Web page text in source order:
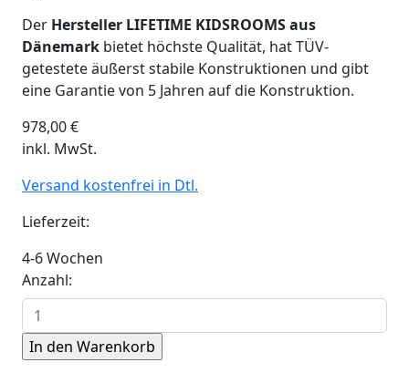
Der Hersteller LIFETIME KIDSROOMS aus
Dänemark bietet höchste Qualität, hat TÜV-
getestete äußerst stabile Konstruktionen und gibt
eine Garantie von 5 Jahren auf die Konstruktion.
978,00€
inkl. MwSt.
Versand kostenfrei in Dtl.
Lieferzeit:
4-6 Wochen
Anzahl: